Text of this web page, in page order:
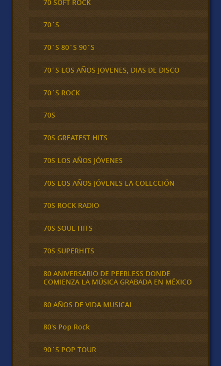
70 SOFT ROCK
70´S
70´S 80´S 90´S
70´S LOS AÑOS JOVENES, DIAS DE DISCO
70´S ROCK
70S
70S GREATEST HITS
70S LOS AÑOS JÓVENES
70S LOS AÑOS JÓVENES LA COLECCIÓN
70S ROCK RADIO
70S SOUL HITS
70S SUPERHITS
80 ANIVERSARIO DE PEERLESS DONDE
COMIENZA LA MÚSICA GRABADA EN MÉXICO
80 AÑOS DE VIDA MUSICAL
80's Pop Rock
90´S POP TOUR